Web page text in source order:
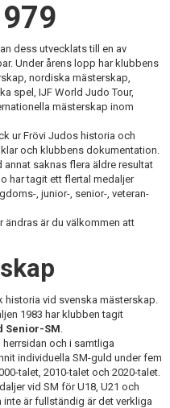
dess utvecklats till en av
Under årens lopp har klubbens
nordiska mästerskap,
spel, IJF World Judo Tour,
mästerskap inom
ur Frövi Judos historia och
och klubbens dokumentation.
saknas flera äldre resultat
har tagit ett flertal medaljer
, junior-, senior-, veteran-
är du välkommen att
historia vid svenska mästerskap.
1983 har klubben tagit
Senior-SM.
och i samtliga
individuella SM-guld under fem
talet, 2010-talet och 2020-talet.
vid SM för U18, U21 och
är fullständig är det verkliga